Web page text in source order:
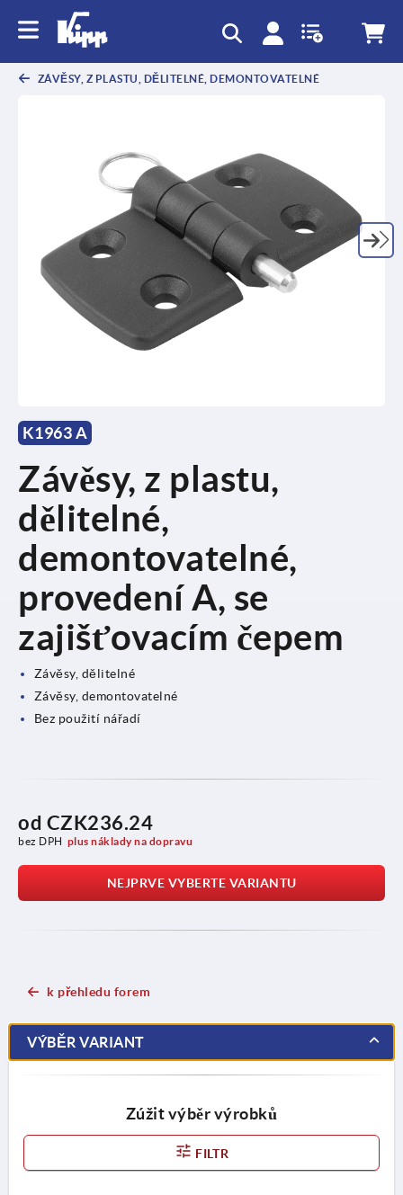
ZÁVĚSY, Z PLASTU, DĚLITELNÉ, DEMONTOVATELNÉ
K1963 A
Závěsy, z plastu,
dělitelné,
demontovatelné,
provedení A, se
zajišťovacím čepem
Závěsy, dělitelné
Závěsy, demontovatelné
Bez použití nářadí
od CZK236.24
bez DPH plus náklady na dopravu
NEJPRVE VYBERTE VARIANTU
k přehledu forem
VÝBĚR VARIANT
Zúžit výběr výrobků
FILTR